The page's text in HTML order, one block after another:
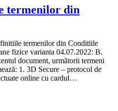
termenilor din
termenilor din Conditiile
fizice varianta 04.07.2022: B.
document, următorii termeni
1. 3D Secure – protocol de
online cu cardul…